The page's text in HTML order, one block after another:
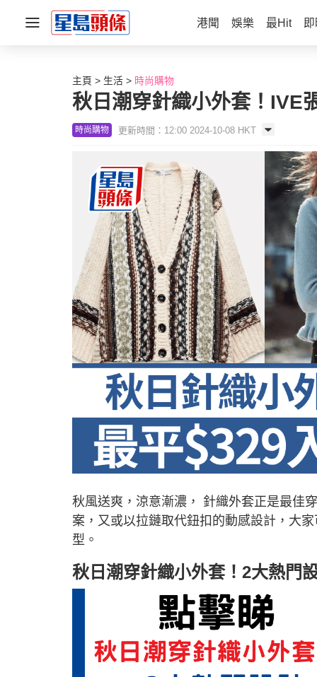
港聞 娛樂 最Hit
主頁 生活 時尚購物
秋日潮穿針織小外套！IVE
時尚購物 更新時間：12:00 2024-10-08 HKT
秋風送爽，涼意漸濃， 針織外套正是最佳
案，又或以拉鏈取代鈕扣的動感設計，大
型。
秋日潮穿針織小外套！2大熱門